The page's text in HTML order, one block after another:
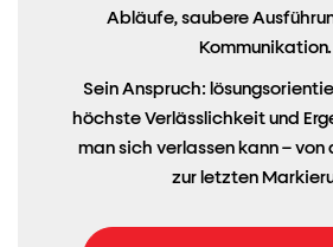
Abläufe, saubere
Kommunikation.
Sein Anspruch:
höchste Verlässlichkeit und
man sich verlassen kann – von
zur letzten